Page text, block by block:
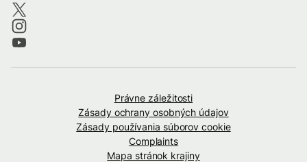
Právne záležitosti
Zásady ochrany osobných údajov
Zásady používania súborov cookie
Complaints
Mapa stránok krajiny